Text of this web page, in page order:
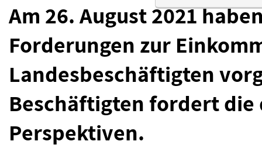
Am 26. August 2021
Forderungen zur
Landesbeschäftigten
Beschäftigten fordert
Perspektiven.